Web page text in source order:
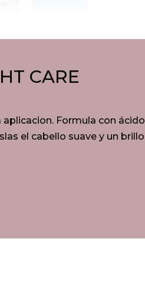
CARE​
aplicacion. Formula con ácido
el cabello suave y un brillo